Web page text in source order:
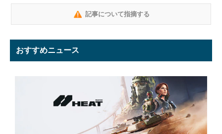
記事について指摘する
おすすめニュース